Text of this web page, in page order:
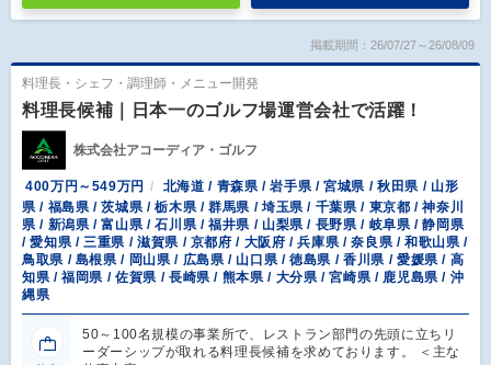
掲載期間：26/07/27～26/08/09
料理長・シェフ・調理師・メニュー開発
料理長候補｜日本一のゴルフ場運営会社で活躍！
株式会社アコーディア・ゴルフ
400万円～549万円
北海道 / 青森県 / 岩手県 / 宮城県 / 秋田県 / 山形
県 / 福島県 / 茨城県 / 栃木県 / 群馬県 / 埼玉県 / 千葉県 / 東京都 / 神奈川
県 / 新潟県 / 富山県 / 石川県 / 福井県 / 山梨県 / 長野県 / 岐阜県 / 静岡県
/ 愛知県 / 三重県 / 滋賀県 / 京都府 / 大阪府 / 兵庫県 / 奈良県 / 和歌山県 /
鳥取県 / 島根県 / 岡山県 / 広島県 / 山口県 / 徳島県 / 香川県 / 愛媛県 / 高
知県 / 福岡県 / 佐賀県 / 長崎県 / 熊本県 / 大分県 / 宮崎県 / 鹿児島県 / 沖
縄県
50～100名規模の事業所で、レストラン部門の先頭に立ちリ
ーダーシップが取れる料理長候補を求めております。 ＜主な